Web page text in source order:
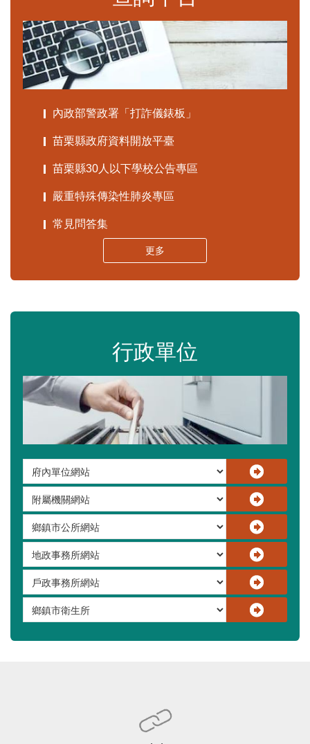
內政部警政署「打詐儀錶板」
苗栗縣政府資料開放平臺
苗栗縣30人以下學校公告專區
嚴重特殊傳染性肺炎專區
常見問答集
更多
行政單位